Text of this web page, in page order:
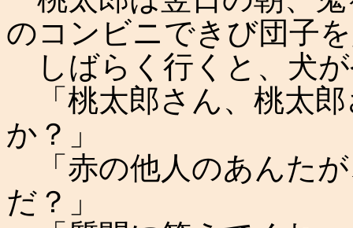
のコンビニできび団子
しばらく行くと、犬
「桃太郎さん、桃太
か？」
「赤の他人のあんた
だ？」